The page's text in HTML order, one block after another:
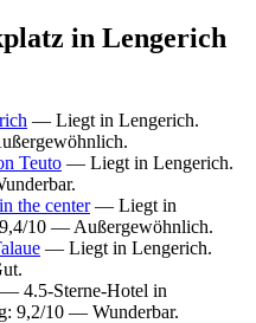
in Lengerich
— Liegt in Lengerich.
Teuto — Liegt in Lengerich.
the center— Liegt in
10 — Außergewöhnlich.
— Liegt in Lengerich.
— 4.5-Sterne-Hotel in
9,2/10 — Wunderbar.